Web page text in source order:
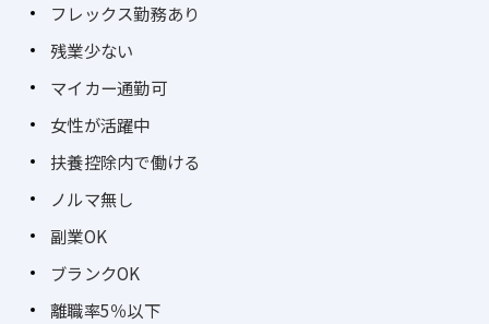
フレックス勤務あり
残業少ない
マイカー通勤可
女性が活躍中
扶養控除内で働ける
ノルマ無し
副業OK
ブランクOK
離職率5％以下